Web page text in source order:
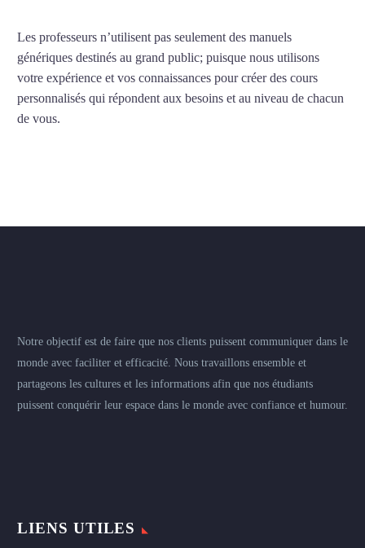
Les professeurs n’utilisent pas seulement des manuels
génériques destinés au grand public; puisque nous utilisons
votre expérience et vos connaissances pour créer des cours
personnalisés qui répondent aux besoins et au niveau de chacun
de vous.
Notre objectif est de faire que nos clients puissent communiquer dans le
monde avec faciliter et efficacité. Nous travaillons ensemble et
partageons les cultures et les informations afin que nos étudiants
puissent conquérir leur espace dans le monde avec confiance et humour.
LIENS UTILES